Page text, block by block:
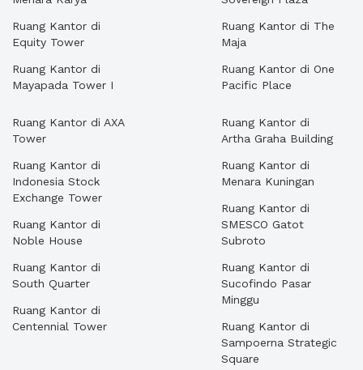
Ruang Kantor di
Equity Tower
Ruang Kantor di
Mayapada Tower I
Ruang Kantor di The
Maja
Ruang Kantor di One
Pacific Place
Ruang Kantor di AXA
Tower
Ruang Kantor di
Indonesia Stock
Exchange Tower
Ruang Kantor di
Noble House
Ruang Kantor di
South Quarter
Ruang Kantor di
Centennial Tower
Ruang Kantor di
Artha Graha Building
Ruang Kantor di
Menara Kuningan
Ruang Kantor di
SMESCO Gatot
Subroto
Ruang Kantor di
Sucofindo Pasar
Minggu
Ruang Kantor di
Sampoerna Strategic
Square